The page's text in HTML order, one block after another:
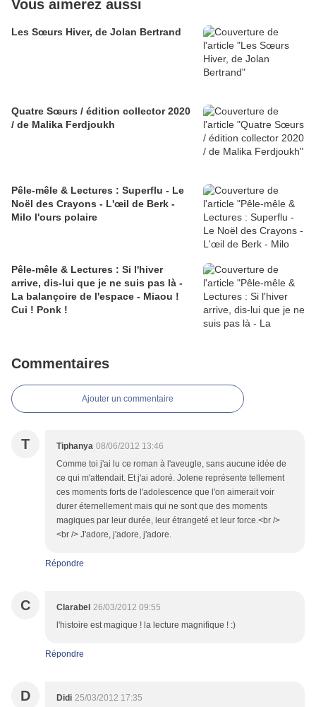
Vous aimerez aussi
Les Sœurs Hiver, de Jolan Bertrand
Quatre Sœurs / édition collector 2020
/ de Malika Ferdjoukh
Pêle-mêle & Lectures : Superflu - Le
Noël des Crayons - L'œil de Berk -
Milo l'ours polaire
Pêle-mêle & Lectures : Si l'hiver
arrive, dis-lui que je ne suis pas là -
La balançoire de l'espace - Miaou !
Cui ! Ponk !
Commentaires
Ajouter un commentaire
T Tiphanya 08/06/2012 13:46
Comme toi j'ai lu ce roman à l'aveugle, sans aucune idée de
ce qui m'attendait. Et j'ai adoré. Jolene représente tellement
ces moments forts de l'adolescence que l'on aimerait voir
durer éternellement mais qui ne sont que des moments
magiques par leur durée, leur étrangeté et leur force.<br />
<br /> J'adore, j'adore, j'adore.
Répondre
C Clarabel 26/03/2012 09:55
l'histoire est magique ! la lecture magnifique ! :)
Répondre
D Didi 25/03/2012 17:35